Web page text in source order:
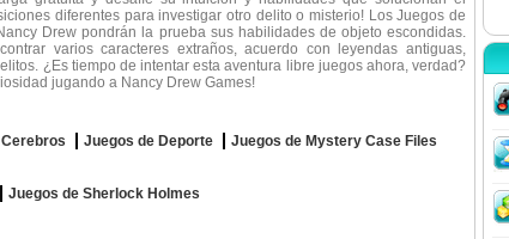
diferentes para investigar otro delito o misterio! Los Juegos de
Drew pondrán la prueba sus habilidades de objeto escondidas.
varios caracteres extraños, acuerdo con leyendas antiguas,
¿Es tiempo de intentar esta aventura libre juegos ahora, verdad?
jugando a Nancy Drew Games!
Cerebros Juegos de Deporte Juegos de Mystery Case Files
Juegos de Sherlock Holmes